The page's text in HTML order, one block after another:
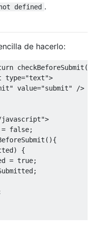
defined .
de hacerlo:
type="text">
value="submit"
/>
>
= false;
(){
)
{
= true;
;